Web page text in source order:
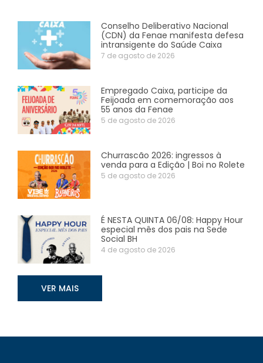
Conselho Deliberativo Nacional
(CDN) da Fenae manifesta defesa
intransigente do Saúde Caixa
7 de agosto de 2026
Empregado Caixa, participe da
Feijoada em comemoração aos
55 anos da Fenae
5 de agosto de 2026
Churrascão 2026: ingressos à
venda para a Edição | Boi no Rolete
5 de agosto de 2026
É NESTA QUINTA 06/08: Happy Hour
especial mês dos pais na Sede
Social BH
4 de agosto de 2026
VER MAIS